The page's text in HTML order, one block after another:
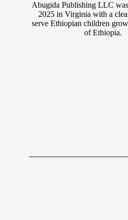
Abugida Publishing LLC
2025 in Virginia with a
serve Ethiopian children
of Ethiopia.